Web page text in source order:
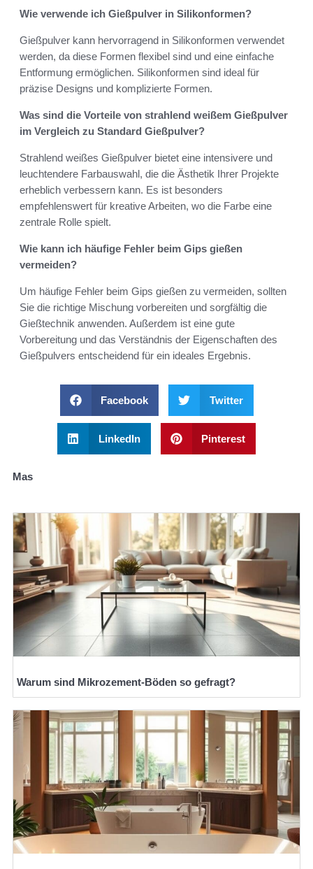
Wie verwende ich Gießpulver in Silikonformen?
Gießpulver kann hervorragend in Silikonformen verwendet
werden, da diese Formen flexibel sind und eine einfache
Entformung ermöglichen. Silikonformen sind ideal für
präzise Designs und komplizierte Formen.
Was sind die Vorteile von strahlend weißem Gießpulver
im Vergleich zu Standard Gießpulver?
Strahlend weißes Gießpulver bietet eine intensivere und
leuchtendere Farbauswahl, die die Ästhetik Ihrer Projekte
erheblich verbessern kann. Es ist besonders
empfehlenswert für kreative Arbeiten, wo die Farbe eine
zentrale Rolle spielt.
Wie kann ich häufige Fehler beim Gips gießen
vermeiden?
Um häufige Fehler beim Gips gießen zu vermeiden, sollten
Sie die richtige Mischung vorbereiten und sorgfältig die
Gießtechnik anwenden. Außerdem ist eine gute
Vorbereitung und das Verständnis der Eigenschaften des
Gießpulvers entscheidend für ein ideales Ergebnis.
Facebook Twitter
LinkedIn Pinterest
Mas
Warum sind Mikrozement-Böden so gefragt?